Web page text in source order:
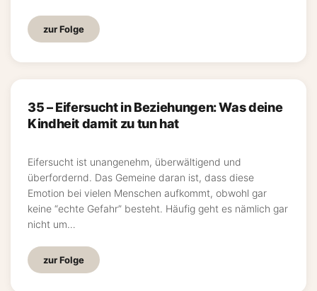
zur Folge
35 – Eifersucht in Beziehungen: Was deine
Kindheit damit zu tun hat
Eifersucht ist unangenehm, überwältigend und
überfordernd. Das Gemeine daran ist, dass diese
Emotion bei vielen Menschen aufkommt, obwohl gar
keine “echte Gefahr” besteht. Häufig geht es nämlich gar
nicht um…
zur Folge